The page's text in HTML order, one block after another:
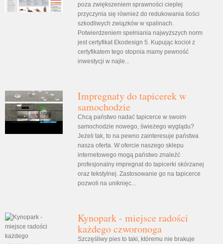
poza zwiększeniem sprawności cieplej
przyczynia się również do redukowania ilości
szkodliwych związków w spalinach.
Potwierdzeniem spełniania najwyższych norm
jest certyfikat Ekodesign 5. Kupując kocioł z
certyfikatem tego stopnia mamy pewność
inwestycji w najle...
Impregnaty do tapicerek w
samochodzie
Chcą państwo nadać tapicerce w swoim
samochodzie nowego, świeżego wyglądu?
Jeżeli tak, to na pewno zainteresuje państwa
nasza oferta. W ofercie naszego sklepu
internetowego mogą państwo znaleźć
profesjonalny impregnat do tapicerki skórzanej
oraz tekstylnej. Zastosowanie go na tapicerce
pozwoli na uniknięc...
Kynopark - miejsce radości
każdego czworonoga
Szczęśliwy pies to taki, któremu nie brakuje